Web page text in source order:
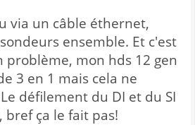
via un câble éthernet,
ensemble. Et c'est
problème, mon hds 12 gen
3 en 1 mais cela ne
défilement du DI et du SI
ça le fait pas!